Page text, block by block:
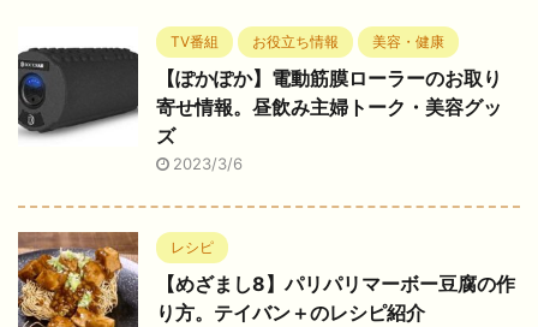
TV番組 お役立ち情報 美容・健康
【ぽかぽか】電動筋膜ローラーのお取り
寄せ情報。昼飲み主婦トーク・美容グッ
ズ
2023/3/6
レシピ
【めざまし8】パリパリマーボー豆腐の作
り方。テイバン＋のレシピ紹介